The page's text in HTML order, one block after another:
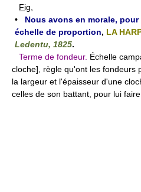
Fig.
• Nous avons en morale,
échelle de proportion, LA
Ledentu, 1825.
Terme de fondeur. Échelle
cloche], règle qu'ont les fondeurs
la largeur et l'épaisseur d'une
celles de son battant, pour lui